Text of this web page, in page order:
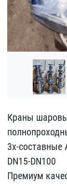
Краны
3х-составные
DN15-DN100
Премиум